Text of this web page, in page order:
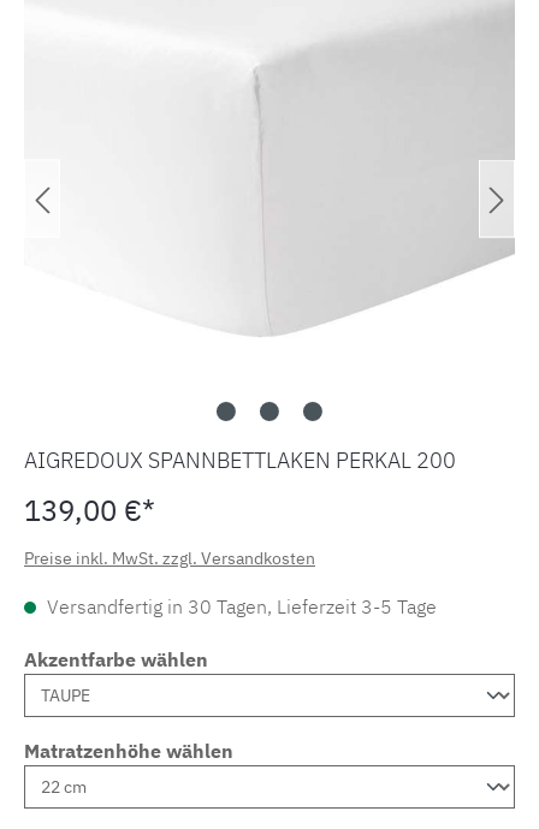
AIGREDOUX SPANNBETTLAKEN PERKAL 200
139,00 €*
Preise inkl. MwSt. zzgl. Versandkosten
Versandfertig in 30 Tagen, Lieferzeit 3-5 Tage
Akzentfarbe wählen
Matratzenhöhe wählen